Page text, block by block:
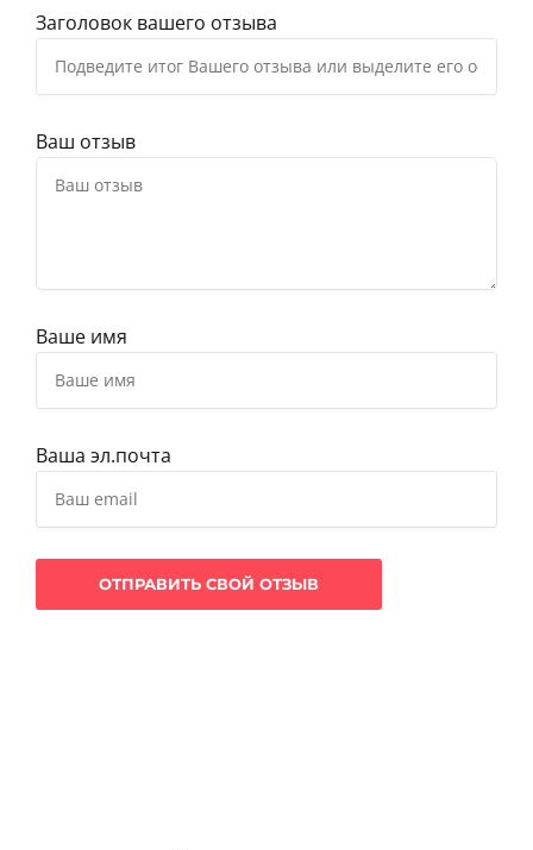
Заголовок вашего отзыва
Ваш отзыв
Ваше имя
Ваша эл.почта